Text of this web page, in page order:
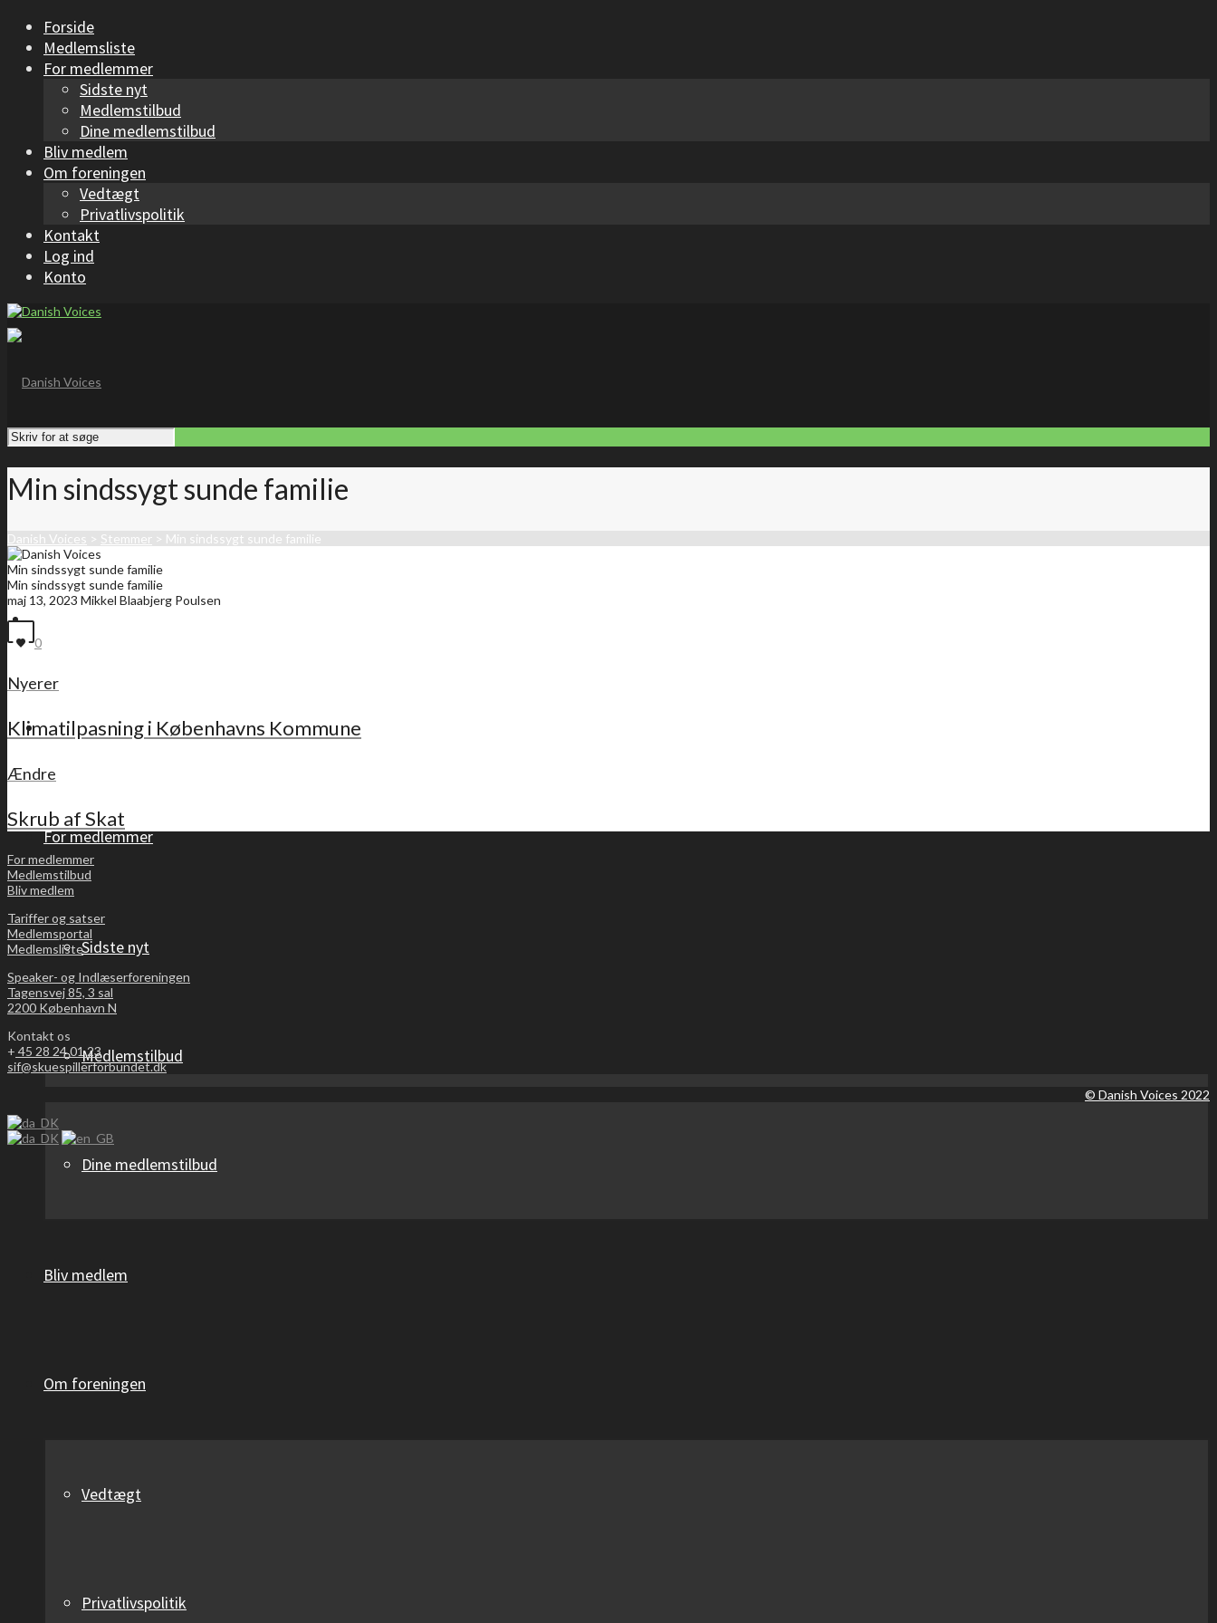
Forside
Medlemsliste
For medlemmer
Sidste nyt
Medlemstilbud
Dine medlemstilbud
Bliv medlem
Om foreningen
Vedtægt
Privatlivspolitik
Kontakt
Log ind
Konto
Forside
Medlemsliste
For medlemmer
Sidste nyt
Medlemstilbud
Dine medlemstilbud
Bliv medlem
Om foreningen
Vedtægt
Privatlivspolitik
Min sindssygt sunde familie
Danish Voices > Stemmer > Min sindssygt sunde familie
Min sindssygt sunde familie
Min sindssygt sunde familie
maj 13, 2023 Mikkel Blaabjerg Poulsen
0
Nyerer
Klimatilpasning i Københavns Kommune
Ændre
Skrub af Skat
For medlemmer
Medlemstilbud
Bliv medlem
Tariffer og satser
Medlemsportal
Medlemsliste
Speaker- og Indlæserforeningen
Tagensvej 85, 3 sal
2200 København N
Kontakt os
+ 45 28 24 01 23
sif@skuespillerforbundet.dk
© Danish Voices 2022